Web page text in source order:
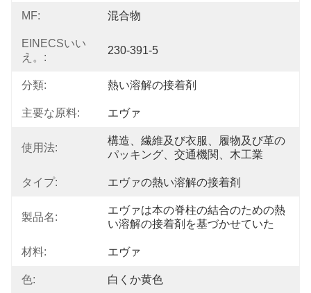
MF: 混合物
EINECSいい
え。:
230-391-5
分類: 熱い溶解の接着剤
主要な原料: エヴァ
使用法:
構造、繊維及び衣服、履物及び革の
パッキング、交通機関、木工業
タイプ: エヴァの熱い溶解の接着剤
製品名:
エヴァは本の脊柱の結合のための熱
い溶解の接着剤を基づかせていた
材料: エヴァ
色: 白くか黄色